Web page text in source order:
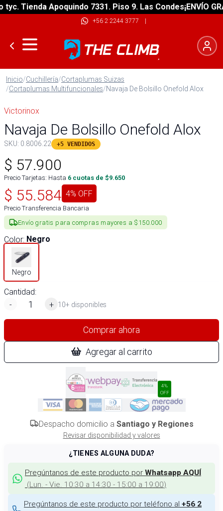
Tienda Apoquindo 7331. Piso 9. Las Condes¡ENVÍO
+56 2 2244 3777 |
Inicio/Cuchillería/Cortaplumas Suizas
/Cortaplumas Multifuncionales/Navaja De Bolsillo Onefold Alox
Victorinox
Navaja De Bolsillo Onefold Alox
SKU: 0.8006.22 +5 VENDIDOS
$ 57.900
Precio Tarjetas: Hasta 6 cuotas de $9.650
$ 55.584 4% OFF
Precio Transferencia Bancaria
Envío gratis para compras mayores a $150.000
Color: Negro
Negro
Cantidad:
-
+ 10+ disponibles
Comprar ahora
Agregar al carrito
4%
OFF
Despacho domicilio a Santiago y Regiones
Revisar disponibilidad y valores
¿TIENES ALGUNA DUDA?
Pregúntanos de este producto por Whatsapp AQUÍ
(Lun. - Vie. 10:30 a 14:30 - 15:00 a 19:00)
Pregúntanos de este producto por teléfono al +56 2